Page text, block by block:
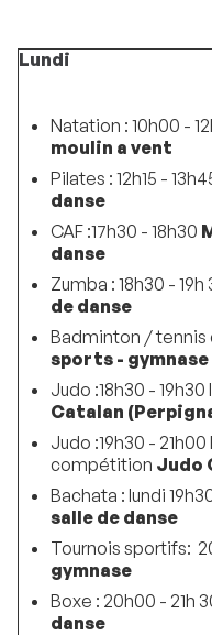
Lundi
Natation : 10h00 -
moulin a vent
Pilates : 12h15 -
danse
CAF :17h30 - 18h30
danse
Zumba : 18h30 - 19h
de danse
Badminton / tennis
sports - gymnase
Judo :18h30 -
Catalan
Judo :19h30 -
compétition Judo
Bachata : lundi
salle de danse
Tournois sportifs:
gymnase
Boxe : 20h00 - 21h
danse